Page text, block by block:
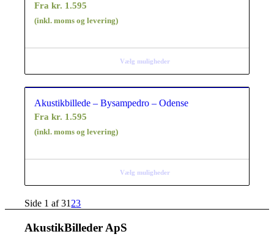
Frakr. 1.595
(inkl. moms og levering)
Vælg muligheder
Akustikbillede – Bysampedro – Odense
Frakr. 1.595
(inkl. moms og levering)
Vælg muligheder
Side 1 af 31 23
AkustikBilleder ApS